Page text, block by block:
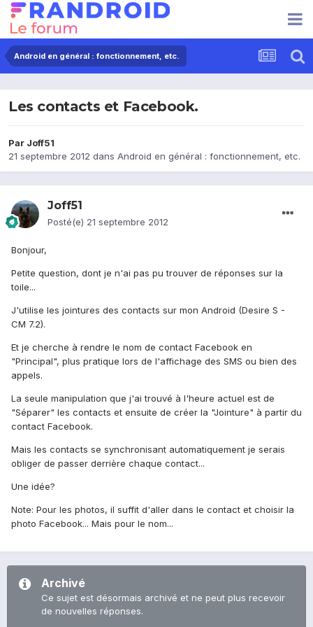
Android en général : fonctionnement, etc.
Les contacts et Facebook.
Par Joff51
21 septembre 2012 dans Android en général : fonctionnement, etc.
Joff51
Posté(e) 21 septembre 2012
Bonjour,
Petite question, dont je n'ai pas pu trouver de réponses sur la
toile...
J'utilise les jointures des contacts sur mon Android (Desire S -
CM 7.2).
Et je cherche à rendre le nom de contact Facebook en
"Principal", plus pratique lors de l'affichage des SMS ou bien des
appels.
La seule manipulation que j'ai trouvé à l'heure actuel est de
"Séparer" les contacts et ensuite de créer la "Jointure" à partir du
contact Facebook.
Mais les contacts se synchronisant automatiquement je serais
obliger de passer derrière chaque contact...
Une idée?
Note: Pour les photos, il suffit d'aller dans le contact et choisir la
photo Facebook... Mais pour le nom...
Archivé
Ce sujet est désormais archivé et ne peut plus recevoir
de nouvelles réponses.